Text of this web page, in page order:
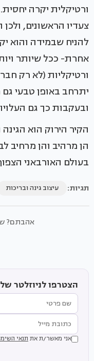
ורטיקלית יקרה
צעדיו הראשונים,
להניח שבמידה והוא
אחרת- ככל שיותר
ורטיקליות (לא רק
יתרחב באופן טבעי
ובעקבות כך גם
הקיר הירוק הוא
הן מרהיב והן מרחיב
בעולם האורבאני
תגיות: עיצוב גינה ובריכות
אהבתם?
הצטרפו לניוזלטר של
אני מאשר/ת את תנאי